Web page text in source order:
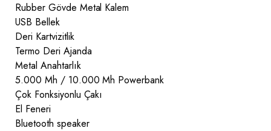
Rubber Gövde Metal Kalem
USB Bellek
Deri Kartvizitlik
Termo Deri Ajanda
Metal Anahtarlık
5.000 Mh / 10.000 Mh Powerbank
Çok Fonksiyonlu Çakı
El Feneri
Bluetooth speaker